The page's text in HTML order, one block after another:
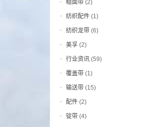
糙面带 (2)
纺织配件 (1)
纺织龙带 (6)
美孚 (2)
行业资讯 (59)
覆盖带 (1)
输送带 (15)
配件 (2)
锭带 (4)